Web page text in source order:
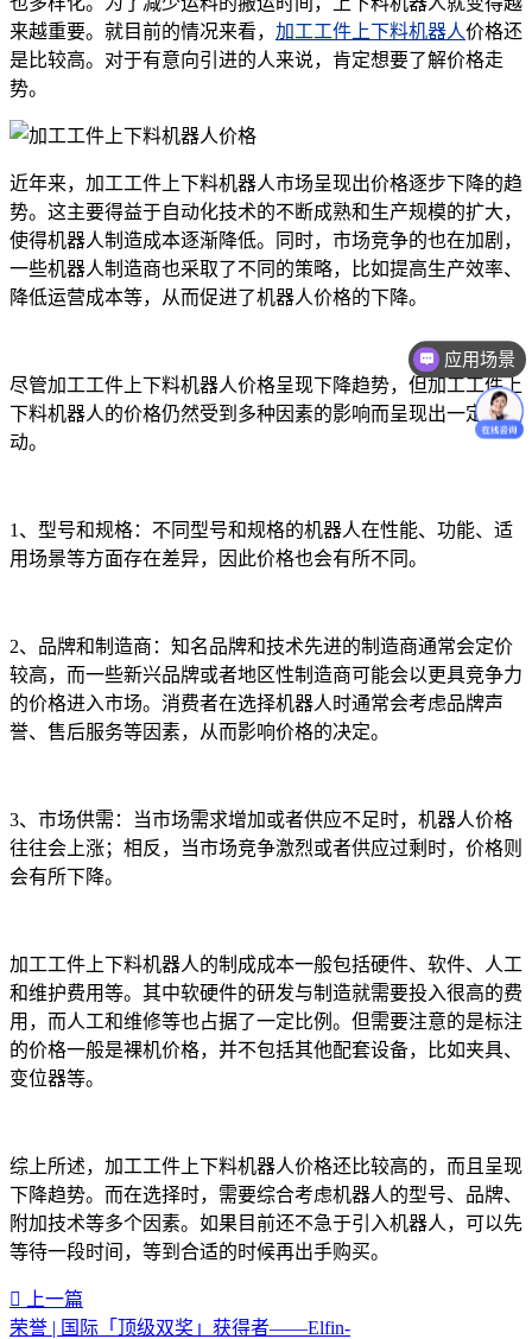
来越重要。就目前的情况来看， 加工工件上下料机器人价格还
是比较高。对于有意向引进的人来说，肯定想要了解价格走
势。
近年来，加工工件上下料机器人市场呈现出价格逐步下降的趋
势。这主要得益于自动化技术的不断成熟和生产规模的扩大，
使得机器人制造成本逐渐降低。同时，市场竞争的也在加剧，
一些机器人制造商也采取了不同的策略，比如提高生产效率、
降低运营成本等，从而促进了机器人价格的下降。
尽管加工工件上下料机器人价格呈现下降趋势，但加工工件上
下料机器人的价格仍然受到多种因素的影响而呈现出一定的波
动。
1、型号和规格：不同型号和规格的机器人在性能、功能、适
用场景等方面存在差异，因此价格也会有所不同。
2、品牌和制造商：知名品牌和技术先进的制造商通常会定价
较高，而一些新兴品牌或者地区性制造商可能会以更具竞争力
的价格进入市场。消费者在选择机器人时通常会考虑品牌声
誉、售后服务等因素，从而影响价格的决定。
3、市场供需：当市场需求增加或者供应不足时，机器人价格
往往会上涨；相反，当市场竞争激烈或者供应过剩时，价格则
会有所下降。
加工工件上下料机器人的制成成本一般包括硬件、软件、人工
和维护费用等。其中软硬件的研发与制造就需要投入很高的费
用，而人工和维修等也占据了一定比例。但需要注意的是标注
的价格一般是裸机价格，并不包括其他配套设备，比如夹具、
变位器等。
综上所述，加工工件上下料机器人价格还比较高的，而且呈现
下降趋势。而在选择时，需要综合考虑机器人的型号、品牌、
附加技术等多个因素。如果目前还不急于引入机器人，可以先
等待一段时间，等到合适的时候再出手购买。‍
上一篇
荣誉 | 国际「顶级双奖」获得者——Elfin-
应用场景